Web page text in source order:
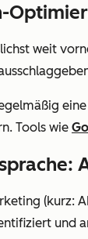
weit
eine
Tools wie
(kurz:
und